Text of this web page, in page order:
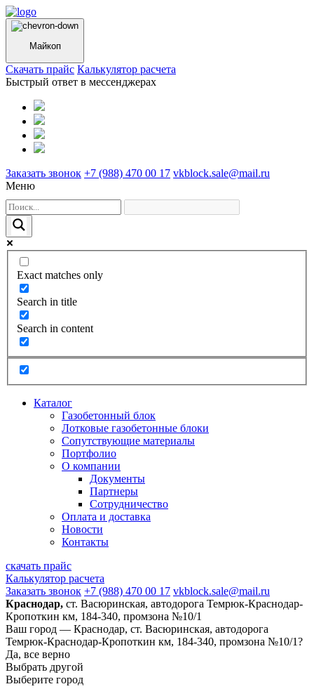
Майкоп
Cкачать прайс Калькулятор расчета
Быстрый ответ в мессенджерах
Заказать звонок +7 (988) 470 00 17 vkblock.sale@mail.ru
Меню
Exact matches only
Search in title
Search in content
Каталог
Газобетонный блок
Лотковые газобетонные блоки
Сопутствующие материалы
Портфолио
О компании
Документы
Партнеры
Сотрудничество
Оплата и доставка
Новости
Контакты
скачать прайс
Калькулятор расчета
Заказать звонок +7 (988) 470 00 17 vkblock.sale@mail.ru
Краснодар, ст. Васюринская, автодорога Темрюк-Краснодар-
Кропоткин км, 184-340, промзона №10/1
Ваш город — Краснодар, ст. Васюринская, автодорога
Темрюк-Краснодар-Кропоткин км, 184-340, промзона №10/1?
Да, все верно
Выбрать другой
Выберите город